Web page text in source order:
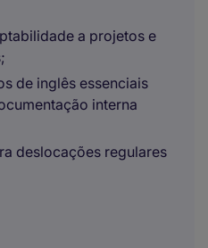
a projetos e
de inglês essenciais
interna
deslocações regulares